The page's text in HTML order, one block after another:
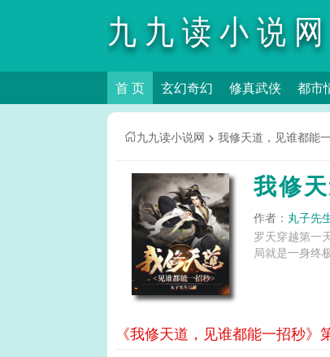
九九读小说网
首 页 玄幻奇幻 修真武侠 都市
九九读小说网 > 我修天道，见谁都能
我修
作者： 丸子先
罗天穿越第一
局就是一身终
《我修天道，见谁都能一招秒》